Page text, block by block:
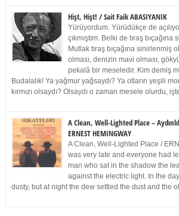
Hişt, Hişt! / Sait Faik ABASIYANIK
Yürüyordum. Yürüdükçe de
çıkmıştım. Belki de tıraş
Mutlak tıraş bıçağına sinirlenmiş
olması, denizin mavi olması,
pekalâ bir meseledir. Kim demiş
Budalalık! Ya yağmur yağsaydı? Ya otların yeşili
kırmızı olsaydı? Olsaydı o zaman mesele olurdu,
A Clean, Well-Lighted Place –
ERNEST HEMINGWAY
A Clean, Well-Lighted Place /
was very late and everyone had
man who sat in the shadow the
against the electric light. In the
dusty, but at night the dew settled the dust and the